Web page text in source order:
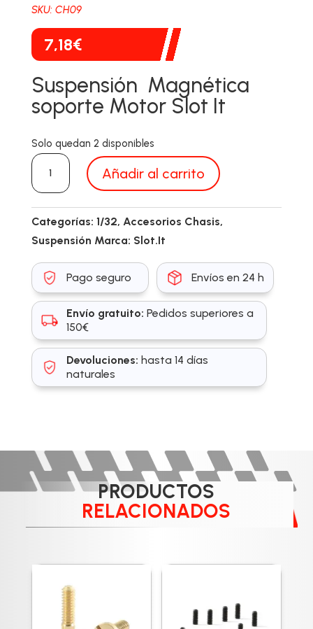
SKU: CH09
7,18€
Suspensión Magnética
soporte Motor Slot It
Solo quedan 2 disponibles
CH09
cantidad
Añadir al carrito
Categorías: 1/32, Accesorios Chasis,
Suspensión Marca: Slot.It
Pago seguro Envíos en 24 h
Envío gratuito: Pedidos superiores a
150€
Devoluciones: hasta 14 días
naturales
PRODUCTOS
RELACIONADOS